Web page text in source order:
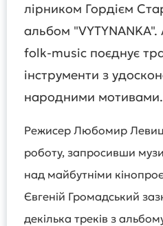
лірником Гордієм
альбом
folk-music поєднує
інструменти з
народними мотивами.
Режисер Любомир
роботу, запросивши
над майбутніми
Євгеній Громадський
декілька треків з